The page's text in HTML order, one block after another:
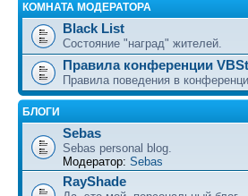
КОМНАТА МОДЕРАТОРА
Black List
Состояние "наград" жителей.
Правила конференции
Правила поведения в
БЛОГИ
Sebas
Sebas personal blog.
Модератор: Sebas
RayShade